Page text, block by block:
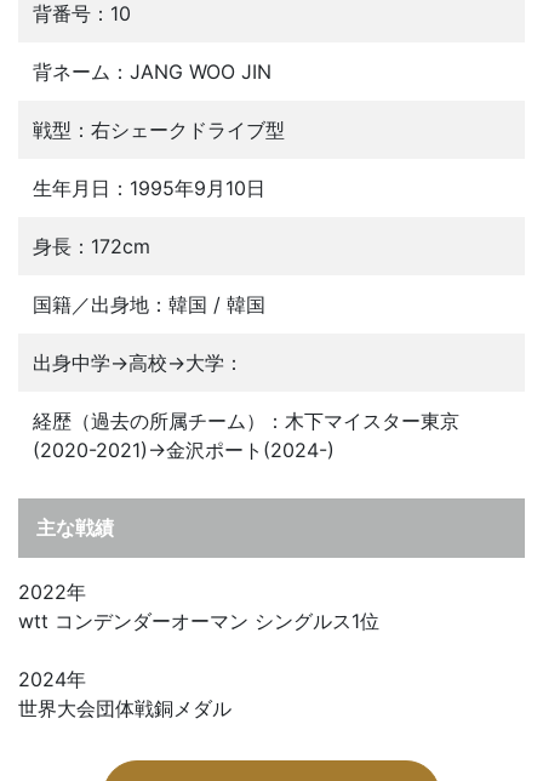
背番号：10
背ネーム：JANG WOO JIN
戦型：右シェークドライブ型
生年月日：1995年9月10日
身長：172cm
国籍／出身地：韓国 / 韓国
出身中学→高校→大学：
経歴（過去の所属チーム）：木下マイスター東京
(2020-2021)→金沢ポート(2024-)
主な戦績
2022年
wtt コンデンダーオーマン シングルス1位
2024年
世界大会団体戦銅メダル